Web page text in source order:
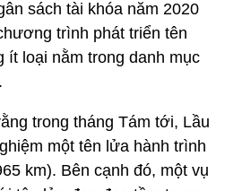
sách tài khóa năm 2020
trình phát triển tên
ít loại nằm trong danh mục
trong tháng Tám tới, Lầu
một tên lửa hành trình
km). Bên cạnh đó, một vụ